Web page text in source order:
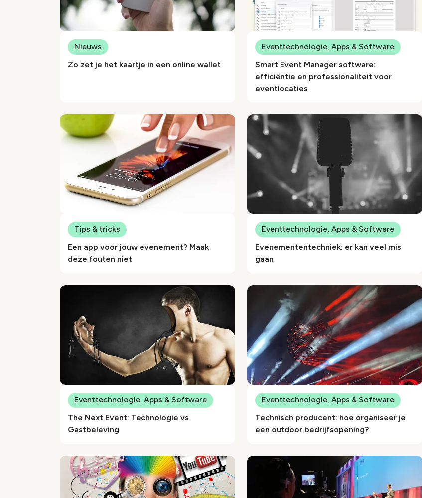
Zo zet je het kaartje in een online wallet
Nieuws
Smart Event Manager software:
efficiëntie en professionaliteit voor
eventlocaties
Eventtechnologie, Apps & Software
Een app voor jouw evenement? Maak
deze fouten niet
Tips & tricks
Evenemententechniek: er kan veel mis
gaan
Eventtechnologie, Apps & Software
The Next Event: Technologie vs
Gastbeleving
Eventtechnologie, Apps & Software
Technisch producent: hoe organiseer je
een outdoor bedrijfsopening?
Eventtechnologie, Apps & Software